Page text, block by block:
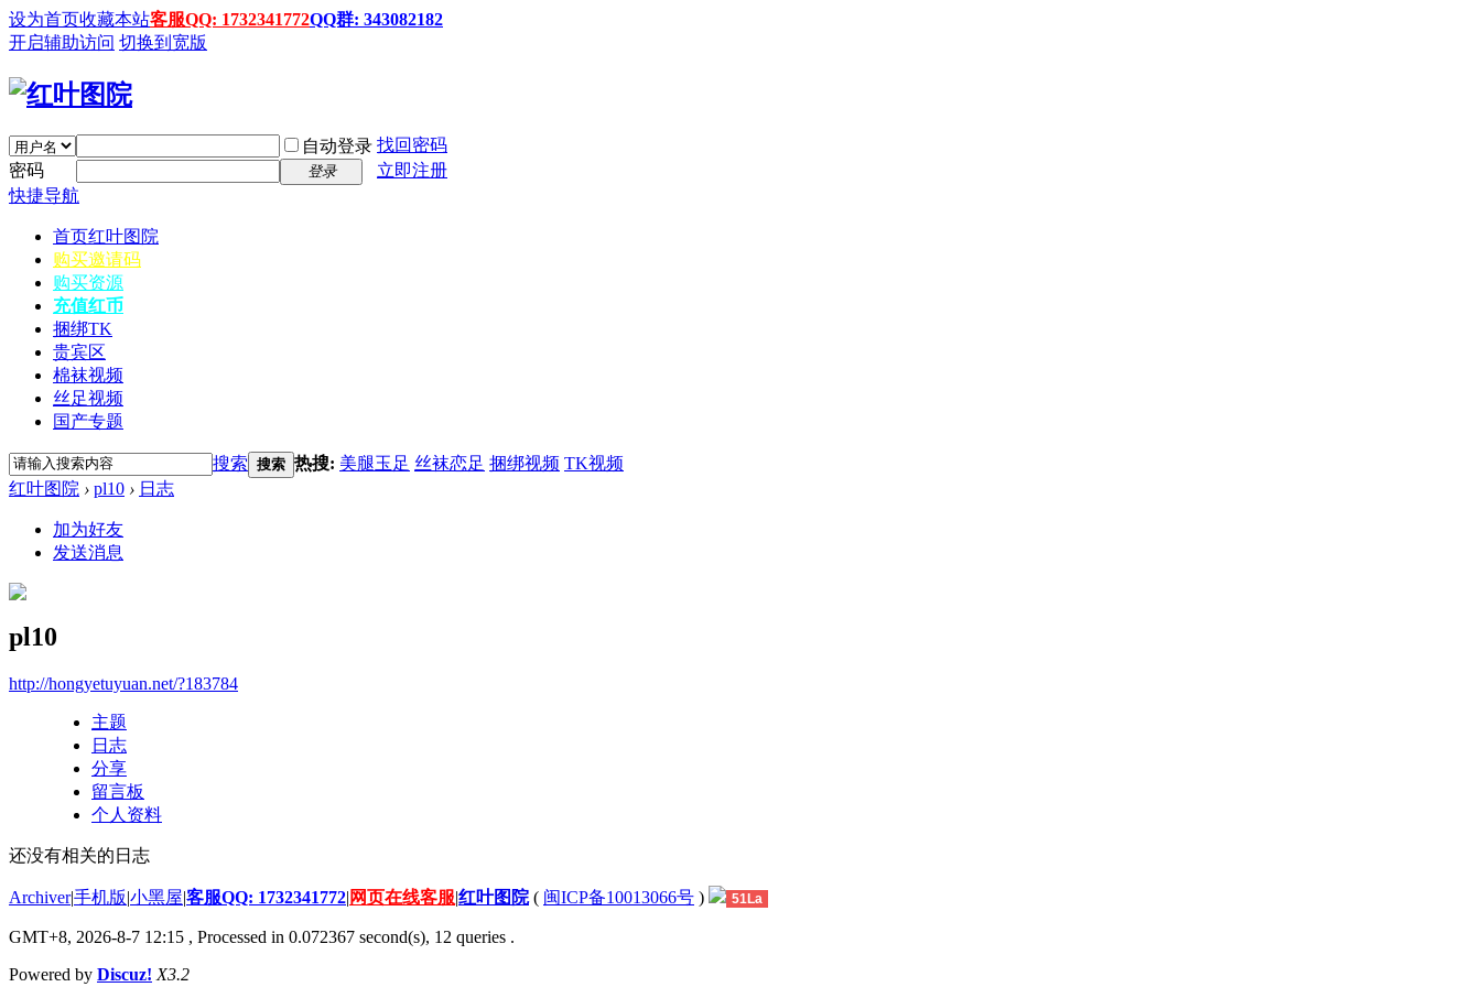
设为首页收藏本站客服QQ: 1732341772QQ群: 343082182
开启辅助访问 切换到宽版
自动登录 找回密码
密码
登录
立即注册
快捷导航
首页红叶图院
购买邀请码
购买资源
充值红币
捆绑TK
贵宾区
棉袜视频
丝足视频
国产专题
搜索 搜索 热搜: 美腿玉足 丝袜恋足 捆绑视频 TK视频
红叶图院 › pl10 › 日志
加为好友
发送消息
pl10
http://hongyetuyuan.net/?183784
主题
日志
分享
留言板
个人资料
还没有相关的日志
Archiver|手机版|小黑屋|客服QQ: 1732341772| 网页在线客服|红叶图院( 闽ICP备10013066号 ) 51La
GMT+8, 2026-8-7 12:15 , Processed in 0.072367 second(s), 12 queries .
Powered by Discuz! X3.2